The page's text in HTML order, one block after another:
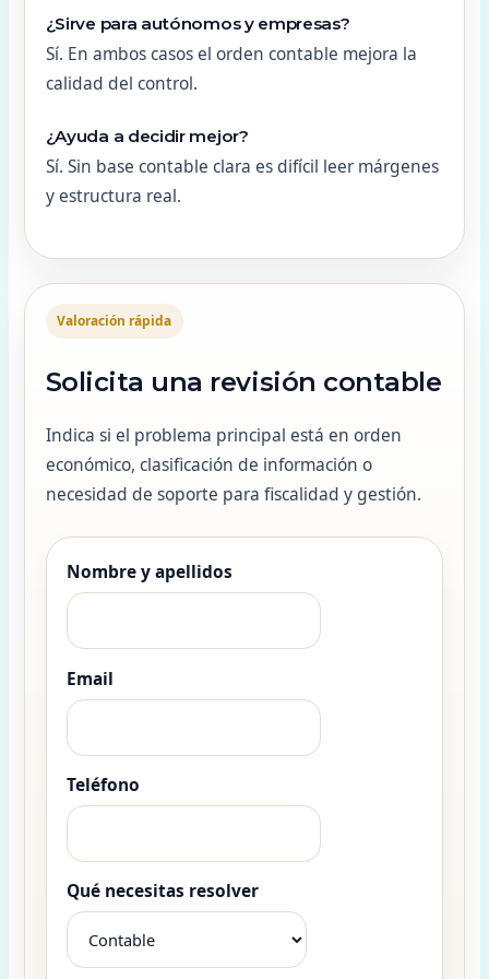
¿Sirve para autónomos y empresas?
Sí. En ambos casos el orden contable mejora la
calidad del control.
¿Ayuda a decidir mejor?
Sí. Sin base contable clara es difícil leer márgenes
y estructura real.
Valoración rápida
Solicita una revisión contable
Indica si el problema principal está en orden
económico, clasificación de información o
necesidad de soporte para fiscalidad y gestión.
Nombre y apellidos
Email
Teléfono
Qué necesitas resolver